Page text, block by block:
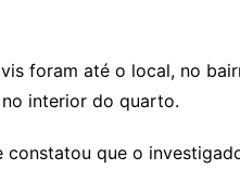
foram até o local, no
interior do quarto.
constatou que o